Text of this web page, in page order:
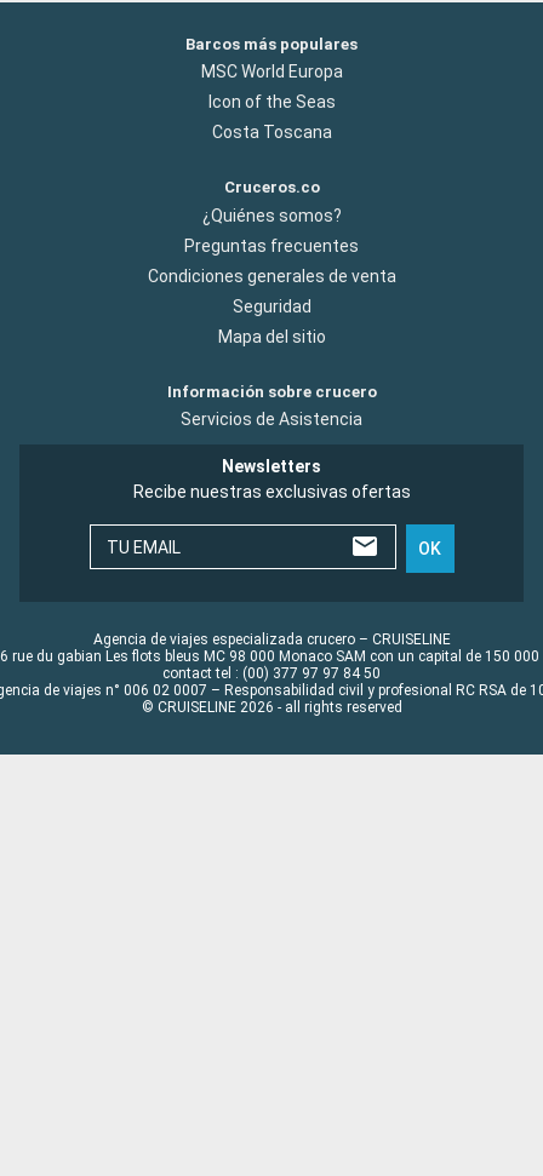
Barcos más populares
MSC World Europa
Icon of the Seas
Costa Toscana
Cruceros.co
¿Quiénes somos?
Preguntas frecuentes
Condiciones generales de venta
Seguridad
Mapa del sitio
Información sobre crucero
Servicios de Asistencia
Newsletters
Recibe nuestras exclusivas ofertas
TU EMAIL OK
Agencia de viajes especializada crucero – CRUISELINE
rue du gabian Les flots bleus MC 98 000 Monaco SAM con un capital de 150 000
contact tel : (00) 377 97 97 84 50
de viajes n° 006 02 0007 – Responsabilidad civil y profesional RC RSA de
© CRUISELINE 2026 - all rights reserved